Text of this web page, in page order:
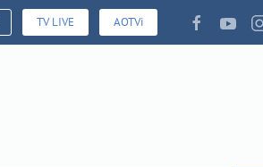
TV LIVE AOTVi